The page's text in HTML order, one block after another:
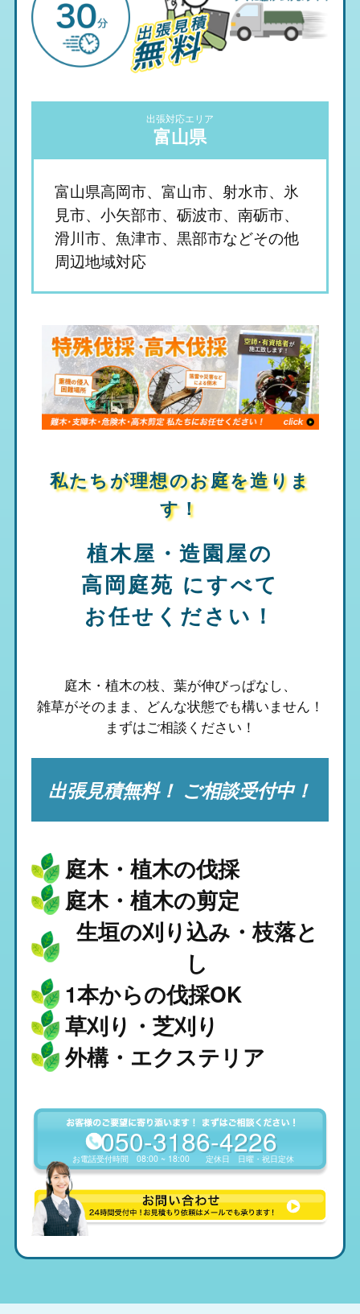
出張対応エリア
富山県
富山県高岡市、富山市、射水市、氷
見市、小矢部市、砺波市、南砺市、
滑川市、魚津市、黒部市などその他
周辺地域対応
私たちが理想のお庭を造りま
す！
植木屋・造園屋の
高岡庭苑 にすべて
お任せください！
庭木・植木の枝、葉が伸びっぱなし、
雑草がそのまま、 どんな状態でも構いません！
まずはご相談ください！
出張見積無料！ ご相談受付中！
庭木・植木の伐採
1本からの伐採OK
庭木・植木の剪定
草刈り・芝刈り
生垣の刈り込み・枝落と
し
外構・エクステリア
050-3186-4226
お電話受付時間08:00 ~ 18:00 定休日 日曜・祝日定休